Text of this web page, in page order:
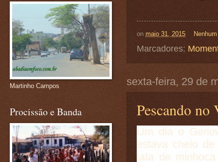
on maio 31, 2015
Marcadores:
sexta-feira, 29 de
Pescando no
Um dia o
estava cheio
lata de
Martinho Campos
Procissão e Banda